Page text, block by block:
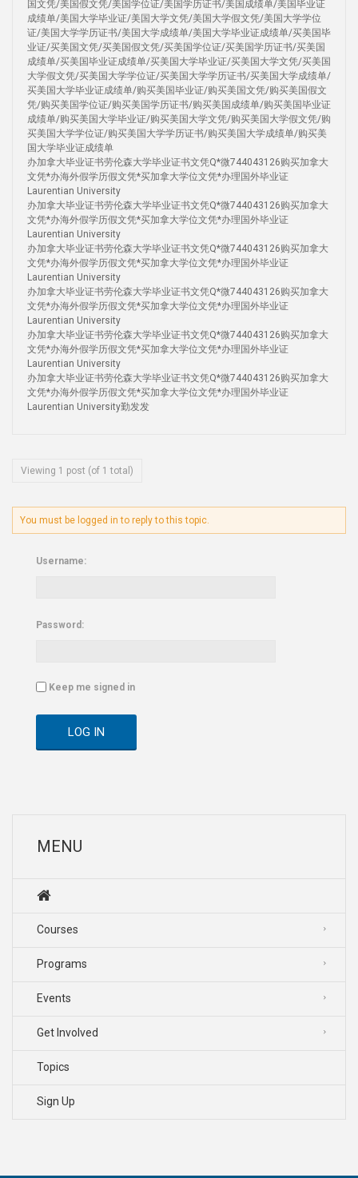
国文凭/美国假文凭/美国学位证/美国学历证书/美国成绩单/美国毕业证
成绩单/美国大学毕业证/美国大学文凭/美国大学假文凭/美国大学学位
证/美国大学学历证书/美国大学成绩单/美国大学毕业证成绩单/买美国毕
业证/买美国文凭/买美国假文凭/买美国学位证/买美国学历证书/买美国
成绩单/买美国毕业证成绩单/买美国大学毕业证/买美国大学文凭/买美国
大学假文凭/买美国大学学位证/买美国大学学历证书/买美国大学成绩单/
买美国大学毕业证成绩单/购买美国毕业证/购买美国文凭/购买美国假文
凭/购买美国学位证/购买美国学历证书/购买美国成绩单/购买美国毕业证
成绩单/购买美国大学毕业证/购买美国大学文凭/购买美国大学假文凭/购
买美国大学学位证/购买美国大学学历证书/购买美国大学成绩单/购买美
国大学毕业证成绩单
办加拿大毕业证书劳伦森大学毕业证书文凭Q*微744043126购买加拿大
文凭*办海外假学历假文凭*买加拿大学位文凭*办理国外毕业证
Laurentian University
办加拿大毕业证书劳伦森大学毕业证书文凭Q*微744043126购买加拿大
文凭*办海外假学历假文凭*买加拿大学位文凭*办理国外毕业证
Laurentian University
办加拿大毕业证书劳伦森大学毕业证书文凭Q*微744043126购买加拿大
文凭*办海外假学历假文凭*买加拿大学位文凭*办理国外毕业证
Laurentian University
办加拿大毕业证书劳伦森大学毕业证书文凭Q*微744043126购买加拿大
文凭*办海外假学历假文凭*买加拿大学位文凭*办理国外毕业证
Laurentian University
办加拿大毕业证书劳伦森大学毕业证书文凭Q*微744043126购买加拿大
文凭*办海外假学历假文凭*买加拿大学位文凭*办理国外毕业证
Laurentian University
办加拿大毕业证书劳伦森大学毕业证书文凭Q*微744043126购买加拿大
文凭*办海外假学历假文凭*买加拿大学位文凭*办理国外毕业证
Laurentian University勤发发
Viewing 1 post (of 1 total)
You must be logged in to reply to this topic.
Username:
Password:
Keep me signed in
LOG IN
MENU
Courses
Programs
Events
Get Involved
Topics
Sign Up